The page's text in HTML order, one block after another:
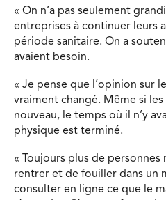
« On n’a pas seulement
entreprises à continuer leurs
période sanitaire. On a
avaient besoin.
« Je pense que l’opinion sur
vraiment changé. Même si
nouveau, le temps où il n’y
physique est terminé.
« Toujours plus de personnes
rentrer et de fouiller dans un
consulter en ligne ce que le